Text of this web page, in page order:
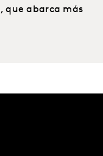
que abarca más